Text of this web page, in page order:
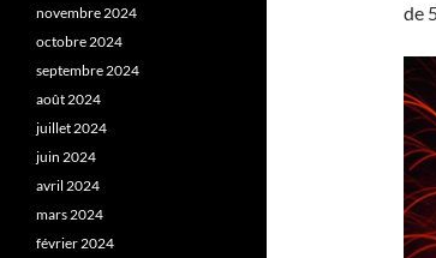
de
novembre 2024
octobre 2024
septembre 2024
août 2024
juillet 2024
juin 2024
avril 2024
mars 2024
février 2024